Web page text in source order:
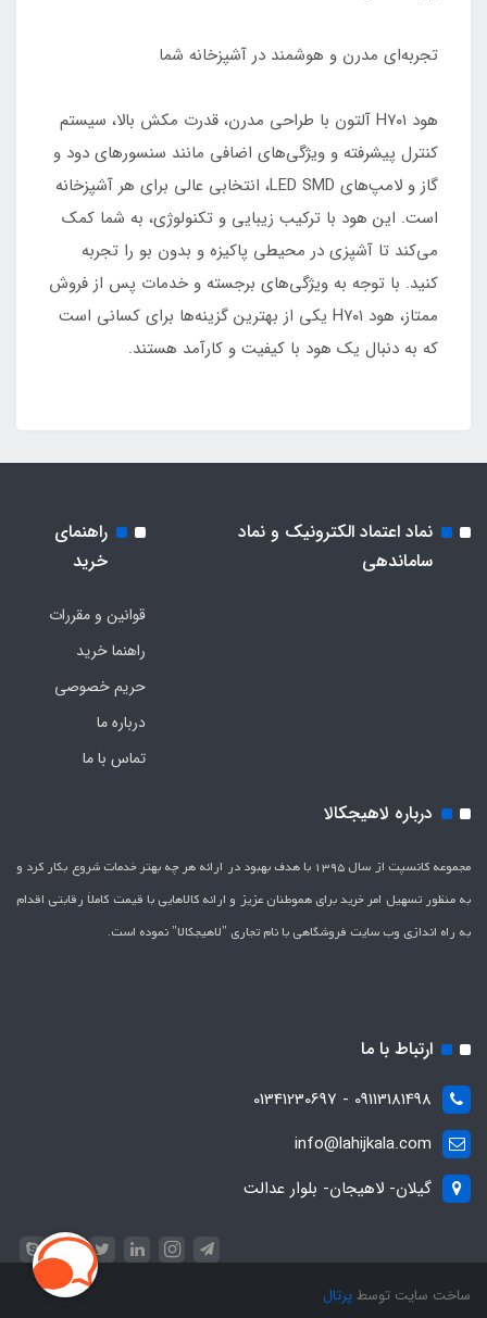
تجربه‌ای مدرن و هوشمند در آشپزخانه شما
هود H۷۰۱ آلتون با طراحی مدرن، قدرت مکش بالا، سیستم
کنترل پیشرفته و ویژگی‌های اضافی مانند سنسورهای دود و
گاز و لامپ‌های LED SMD، انتخابی عالی برای هر آشپزخانه
است. این هود با ترکیب زیبایی و تکنولوژی، به شما کمک
می‌کند تا آشپزی در محیطی پاکیزه و بدون بو را تجربه
کنید. با توجه به ویژگی‌های برجسته و خدمات پس از فروش
ممتاز، هود H۷۰۱ یکی از بهترین گزینه‌ها برای کسانی است
که به دنبال یک هود با کیفیت و کارآمد هستند.
نماد اعتماد الکترونیک و نماد
ساماندهی
راهنمای
خرید
قوانین و مقررات
راهنما خرید
حریم خصوصی
درباره ما
تماس با ما
درباره لاهیجکالا
مجموعه کانسپت از سال 1395 با هدف بهبود در ارائه هر چه بهتر خدمات شروع بکار کرد و
به منظور تسهیل امر خرید برای هموطنان عزیز و ارائه کالاهایی با قیمت کاملاَ رقابتی اقدام
به راه اندازی وب سایت فروشگاهی با نام تجاری "لاهیج­کالا" نموده است.
ارتباط با ما
09113181498 - 01341230697
info@lahijkala.com
گیلان- لاهیجان- بلوار عدالت
ساخت سایت توسطپرتال